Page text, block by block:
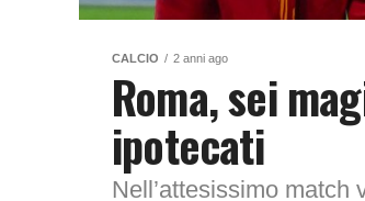
CALCIO 2 anni ago
Roma, sei
ipotecati
Nell’attesissimo match